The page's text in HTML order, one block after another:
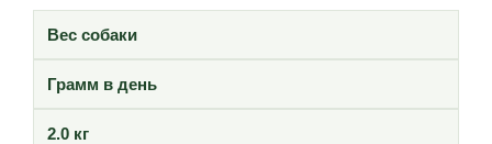
Вес собаки
Грамм в день
2.0 кг